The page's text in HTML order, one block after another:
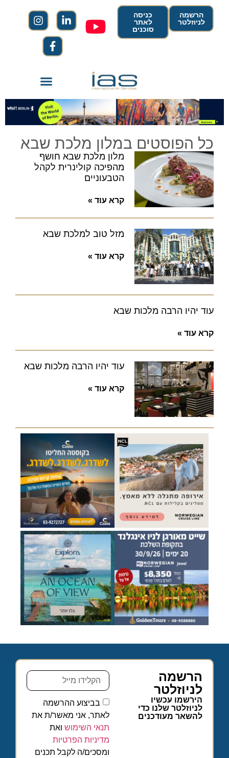
הרשמה
לניוזלטר
כניסה
לאתר
סוכנים
כל הפוסטים במלון מלכת שבא
מלון מלכת שבא חושף
מהפיכה קולינרית לקהל
הטבעוניים
קרא עוד »
מזל טוב למלכת שבא
קרא עוד »
עוד יהיו הרבה מלכות שבא
קרא עוד »
עוד יהיו הרבה מלכות שבא
קרא עוד »
הרשמה
לניוזלטר
הירשמו עכשיו
לניוזלטר שלנו כדי
להשאר מעודכנים
בביצוע ההרשמה
לאתר, אני מאשר/ת את
תנאי השימוש ואת
מדיניות הפרטיות
ומסכים/ה לקבל תכנים